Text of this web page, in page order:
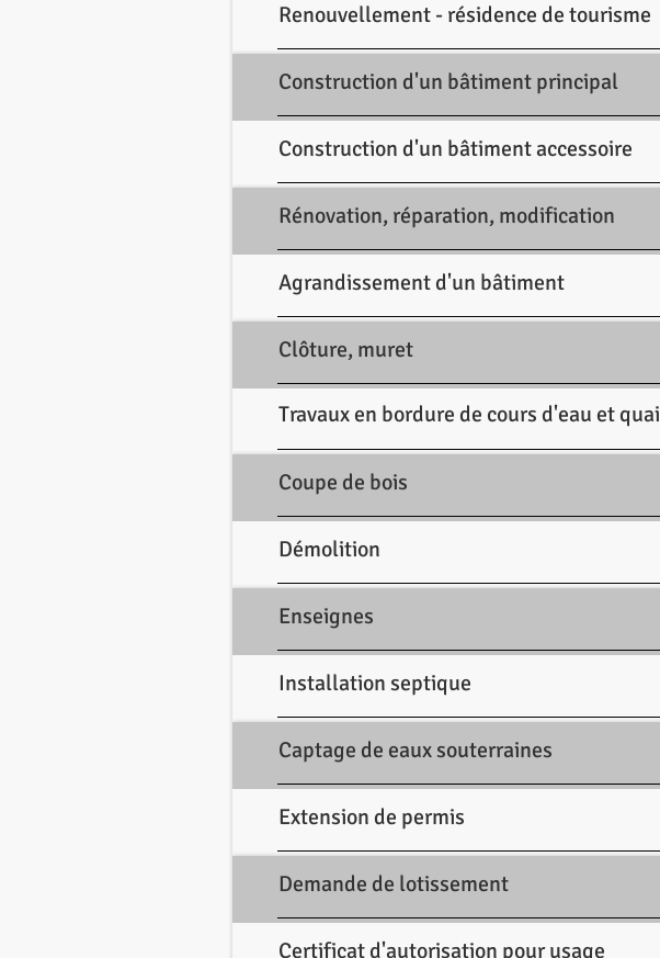
Renouvellement - résidence de tourisme
Construction d'un bâtiment principal
Construction d'un bâtiment accessoire
Rénovation, réparation, modification
Agrandissement d'un bâtiment
Clôture, muret
Travaux en bordure de cours d'eau et quai
Coupe de bois
Démolition
Enseignes
Installation septique
Captage de eaux souterraines
Extension de permis
Demande de lotissement
Certificat d'autorisation pour usage